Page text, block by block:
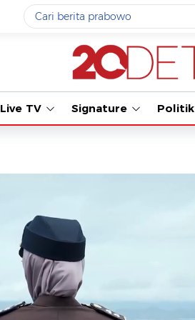
Yang sedang ramai dicari
gempa hari ini
#3iran
#5prabowo
Promoted
Terakhir yang dicari
Loading...
Live TV Signature Politik